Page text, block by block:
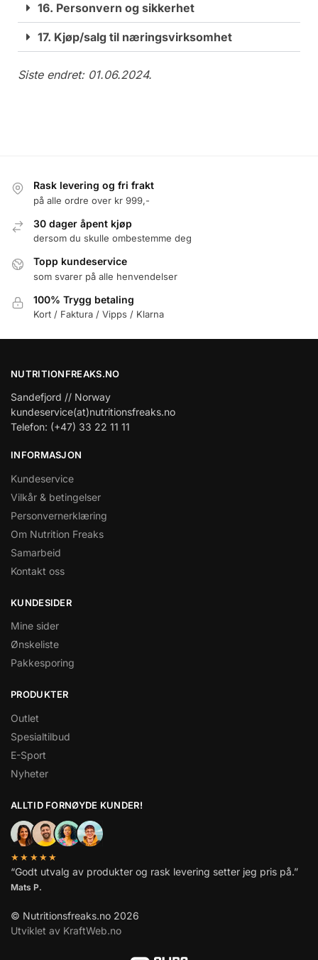
16. Personvern og sikkerhet
17. Kjøp/salg til næringsvirksomhet
Siste endret: 01.06.2024.
Rask levering og fri frakt
på alle ordre over kr 999,-
30 dager åpent kjøp
dersom du skulle ombestemme deg
Topp kundeservice
som svarer på alle henvendelser
100% Trygg betaling
Kort / Faktura / Vipps / Klarna
NUTRITIONFREAKS.NO
Sandefjord // Norway
kundeservice(at)nutritionsfreaks.no
Telefon: (+47) 33 22 11 11
INFORMASJON
Kundeservice
Vilkår & betingelser
Personvernerklæring
Om Nutrition Freaks
Samarbeid
Kontakt oss
KUNDESIDER
Mine sider
Ønskeliste
Pakkesporing
PRODUKTER
Outlet
Spesialtilbud
E-Sport
Nyheter
ALLTID FORNØYDE KUNDER!
★★★★★
“Godt utvalg av produkter og rask levering setter jeg pris på.”
Mats P.
© Nutritionsfreaks.no 2026
Utviklet av KraftWeb.no